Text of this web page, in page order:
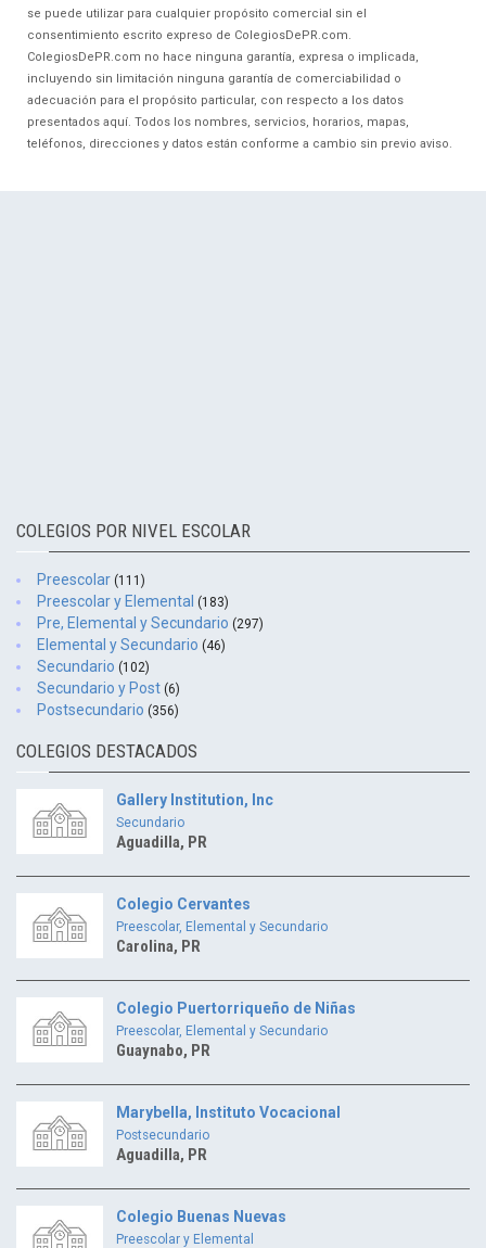
se puede utilizar para cualquier propósito comercial sin el
consentimiento escrito expreso de ColegiosDePR.com.
ColegiosDePR.com no hace ninguna garantía, expresa o implicada,
incluyendo sin limitación ninguna garantía de comerciabilidad o
adecuación para el propósito particular, con respecto a los datos
presentados aquí. Todos los nombres, servicios, horarios, mapas,
teléfonos, direcciones y datos están conforme a cambio sin previo aviso.
COLEGIOS POR NIVEL ESCOLAR
Preescolar (111)
Preescolar y Elemental (183)
Pre, Elemental y Secundario (297)
Elemental y Secundario (46)
Secundario (102)
Secundario y Post (6)
Postsecundario (356)
COLEGIOS DESTACADOS
Gallery Institution, Inc
Secundario
Aguadilla, PR
Colegio Cervantes
Preescolar, Elemental y Secundario
Carolina, PR
Colegio Puertorriqueño de Niñas
Preescolar, Elemental y Secundario
Guaynabo, PR
Marybella, Instituto Vocacional
Postsecundario
Aguadilla, PR
Colegio Buenas Nuevas
Preescolar y Elemental